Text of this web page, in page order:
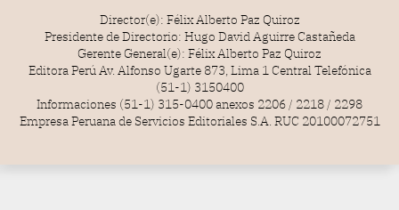
Director(e): Félix Alberto Paz Quiroz
Presidente de Directorio: Hugo David Aguirre Castañeda
Gerente General(e): Félix Alberto Paz Quiroz
Editora Perú Av. Alfonso Ugarte 873, Lima 1 Central Telefónica
(51-1) 3150400
Informaciones (51-1) 315-0400 anexos 2206 / 2218 / 2298
Empresa Peruana de Servicios Editoriales S.A. RUC 20100072751